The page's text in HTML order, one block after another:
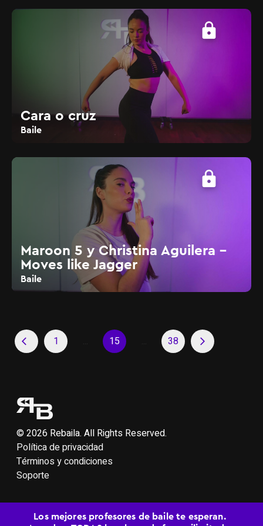
lock
Cara o cruz
Baile
lock
Maroon 5 y Christina Aguilera -
Moves like Jagger
Baile
arrow_back_ios 1 ... 15 ... 38 arrow_forward_ios
Los mejores profesores de baile te esperan.
© 2026 Rebaila. All Rights Reserved.
Política de privacidad
Términos y condiciones
Soporte